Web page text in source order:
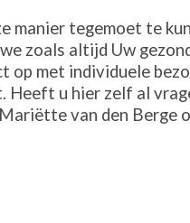
manier tegemoet te
zoals altijd Uw
op met individuele
Heeft u hier zelf al
van den Berge